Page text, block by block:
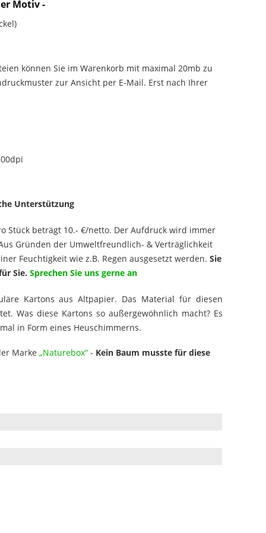
Motiv -
können Sie im Warenkorb mit maximal 20mb zu
zur Ansicht per E-Mail. Erst nach Ihrer
Unterstützung
Stück beträgt 10.- €/netto. Der Aufdruck wird immer
Gründen der Umweltfreundlich- & Verträglichkeit
Feuchtigkeit wie z.B. Regen ausgesetzt werden. Sie
Sie. Sprechen Sie uns gerne an
Kartons aus Altpapier. Das Material für diesen
Was diese Kartons so außergewöhnlich macht? Es
in Form eines Heuschimmerns.
Marke „Naturebox“ - Kein Baum musste für diese